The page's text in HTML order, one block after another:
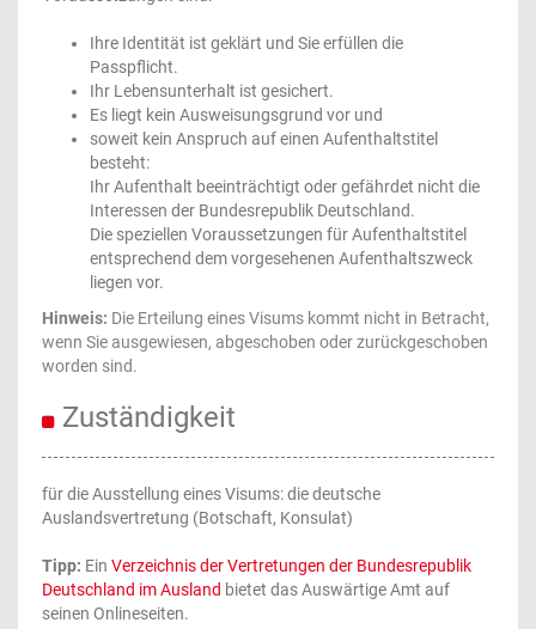
Ihre Identität ist geklärt und Sie erfüllen die
Passpflicht.
Ihr Lebensunterhalt ist gesichert.
Es liegt kein Ausweisungsgrund vor und
soweit kein Anspruch auf einen Aufenthaltstitel
besteht:
Ihr Aufenthalt beeinträchtigt oder gefährdet nicht die
Interessen der Bundesrepublik Deutschland.
Die speziellen Voraussetzungen für Aufenthaltstitel
entsprechend dem vorgesehenen Aufenthaltszweck
liegen vor.
Hinweis: Die Erteilung eines Visums kommt nicht in Betracht,
wenn Sie ausgewiesen, abgeschoben oder zurückgeschoben
worden sind.
Zuständigkeit
für die Ausstellung eines Visums: die deutsche
Auslandsvertretung (Botschaft, Konsulat)
Tipp: Ein Verzeichnis der Vertretungen der Bundesrepublik
Deutschland im Ausland bietet das Auswärtige Amt auf
seinen Onlineseiten.